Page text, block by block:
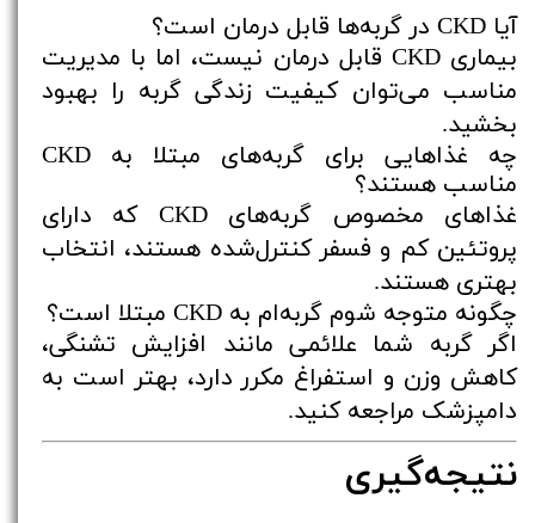
آیا CKD در گربه‌ها قابل درمان است؟
بیماری CKD قابل درمان نیست، اما با مدیریت
مناسب می‌توان کیفیت زندگی گربه را بهبود
بخشید.
چه غذاهایی برای گربه‌های مبتلا به CKD
مناسب هستند؟
غذاهای مخصوص گربه‌های CKD که دارای
پروتئین کم و فسفر کنترل‌شده هستند، انتخاب
بهتری هستند.
چگونه متوجه شوم گربه‌ام به CKD مبتلا است؟
اگر گربه شما علائمی مانند افزایش تشنگی،
کاهش وزن و استفراغ مکرر دارد، بهتر است به
دامپزشک مراجعه کنید.
نتیجه‌گیری